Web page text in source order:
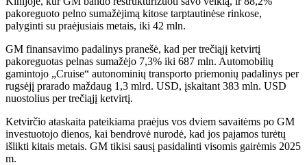
pakoreguoto pelno sumažėjimą kitose tarptautinėse rinkose,
palyginti su praėjusiais metais, iki 42 mln.
GM finansavimo padalinys pranešė, kad per trečiąjį ketvirtį
pakoreguotas pelnas sumažėjo 7,3% iki 687 mln. Automobilių
gamintojo „Cruise“ autonominių transporto priemonių padalinys per
rugsėjį prarado maždaug 1,3 mlrd. USD, įskaitant 383 mln. USD
nuostolius per trečiąjį ketvirtį.
Ketvirčio ataskaita pateikiama praėjus vos dviem savaitėms po GM
investuotojo dienos, kai bendrovė nurodė, kad jos pajamos turėtų
išlikti kitais metais. GM tikisi sausį pasidalinti visomis gairėmis 2025
m.